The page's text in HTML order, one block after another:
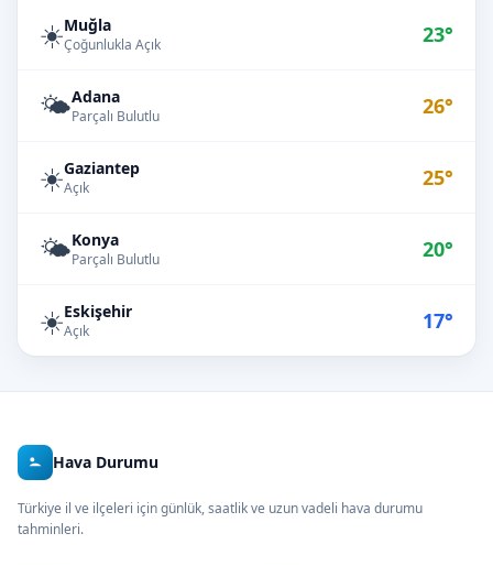
☀️Muğla
Çoğunlukla Açık 23°
🌤️Adana
Parçalı Bulutlu 26°
☀️Gaziantep
Açık 25°
🌤️Konya
Parçalı Bulutlu 20°
☀️Eskişehir
Açık 17°
Hava Durumu
Türkiye il ve ilçeleri için günlük, saatlik ve uzun vadeli hava durumu
tahminleri.